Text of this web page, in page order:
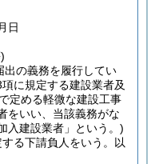
日
出の義務を履行してい
に規定する建設業者及
定める軽微な建設工事
をいい、当該義務がな
入建設業者」という。)
る下請負人をいう。以